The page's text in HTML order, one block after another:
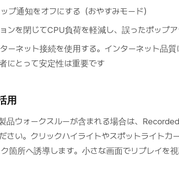
プ通知をオフにする（おやすみモード）
ンを閉じてCPU負荷を軽減し、誤ったポップ
ーネット接続を使用する。インターネット品
にとって安定性は重要です
用
品ウォークスルーが含まれる場合は、
さい。クリックハイライトやスポットライトカ
箇所へ誘導します。小さな画面でリプレイを